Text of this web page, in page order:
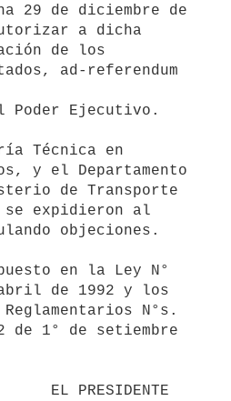
29 de diciembre de
a dicha
de los
ad-referendum
Poder Ejecutivo.
Técnica en
y el Departamento
de Transporte
se expidieron al
objeciones.
en la Ley N°
de 1992 y los
N°s.
de 1° de setiembre